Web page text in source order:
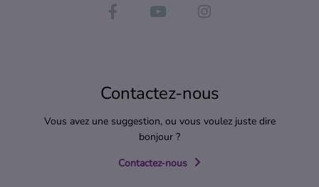
Contactez-nous
Vous avez une suggestion, ou vous voulez juste dire
bonjour ?
Contactez-nous